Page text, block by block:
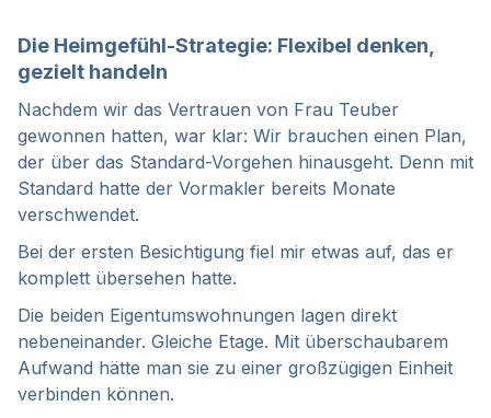
Die Heimgefühl-Strategie: Flexibel denken,
gezielt handeln
Nachdem wir das Vertrauen von Frau Teuber
gewonnen hatten, war klar: Wir brauchen einen Plan,
der über das Standard-Vorgehen hinausgeht. Denn mit
Standard hatte der Vormakler bereits Monate
verschwendet.
Bei der ersten Besichtigung fiel mir etwas auf, das er
komplett übersehen hatte.
Die beiden Eigentumswohnungen lagen direkt
nebeneinander. Gleiche Etage. Mit überschaubarem
Aufwand hätte man sie zu einer großzügigen Einheit
verbinden können.